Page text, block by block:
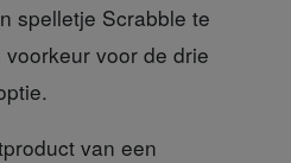
spelletje Scrabble te
voor de drie
van een